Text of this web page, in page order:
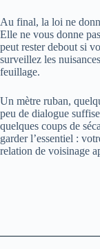
Au final, la loi ne
Elle ne vous donne
peut rester debout si
surveillez les
feuillage.
Un mètre ruban,
peu de dialogue
quelques coups de
garder l’essentiel :
relation de voisinage